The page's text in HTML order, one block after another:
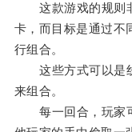
这款游戏的规则非
卡，而目标是通过不
行组合。
这些方式可以是线
来组合。
每一回合，玩家可